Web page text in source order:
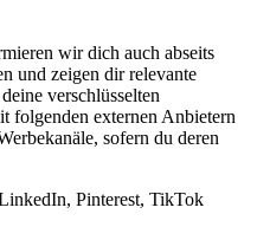
wir dich auch abseits
und zeigen dir relevante
verschlüsselten
folgenden externen Anbietern
sofern du deren
Pinterest, TikTok